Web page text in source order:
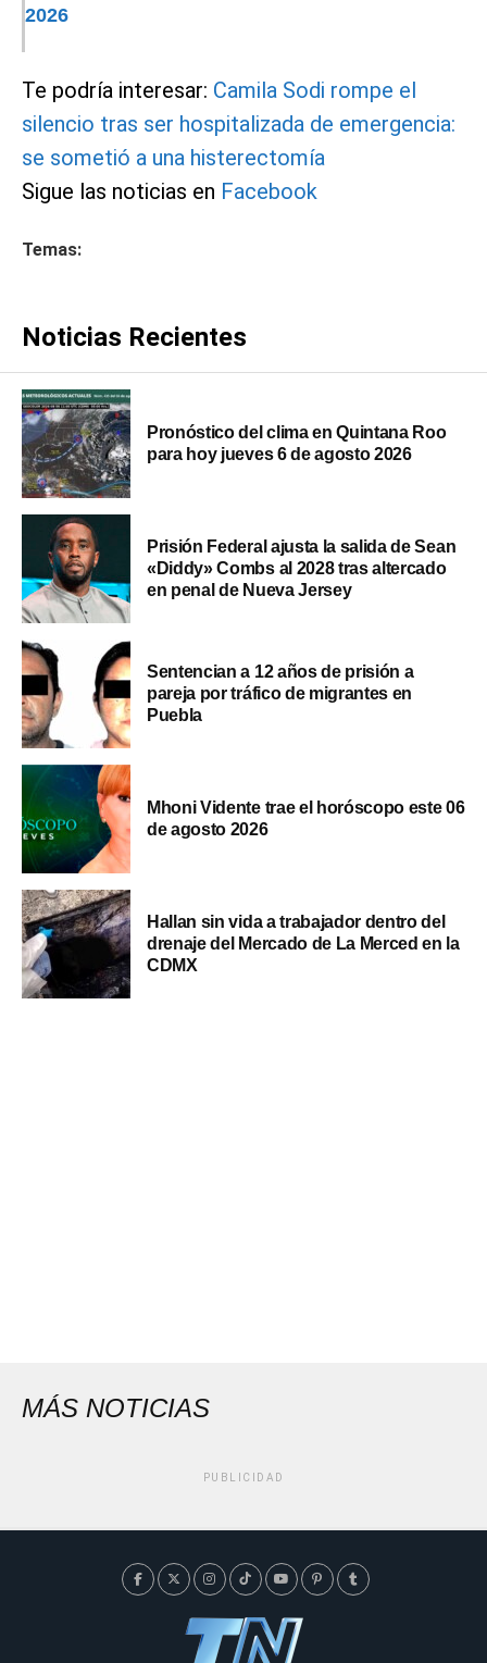
2026
Te podría interesar: Camila Sodi rompe el
silencio tras ser hospitalizada de emergencia:
se sometió a una histerectomía
Sigue las noticias en Facebook
Temas:
Noticias Recientes
Pronóstico del clima en Quintana Roo
para hoy jueves 6 de agosto 2026
Prisión Federal ajusta la salida de Sean
«Diddy» Combs al 2028 tras altercado
en penal de Nueva Jersey
Sentencian a 12 años de prisión a
pareja por tráfico de migrantes en
Puebla
Mhoni Vidente trae el horóscopo este 06
de agosto 2026
Hallan sin vida a trabajador dentro del
drenaje del Mercado de La Merced en la
CDMX
MÁS NOTICIAS
PUBLICIDAD